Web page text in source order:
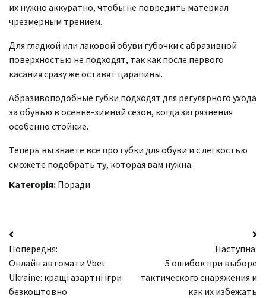
их нужно аккуратно, чтобы не повредить материал
чрезмерным трением.
Для гладкой или лаковой обуви губочки с абразивной
поверхностью не подходят, так как после первого
касания сразу же оставят царапины.
Абразивоподобные губки подходят для регулярного ухода
за обувью в осенне-зимний сезон, когда загрязнения
особенно стойкие.
Теперь вы знаете все про губки для обуви и с легкостью
сможете подобрать ту, которая вам нужна.
Категорія: Поради
Навігація
записів
Попередня:
Онлайн автомати Vbet
Ukraine: кращі азартні ігри
безкоштовно
Наступна:
5 ошибок при выборе
тактического снаряжения и
как их избежать